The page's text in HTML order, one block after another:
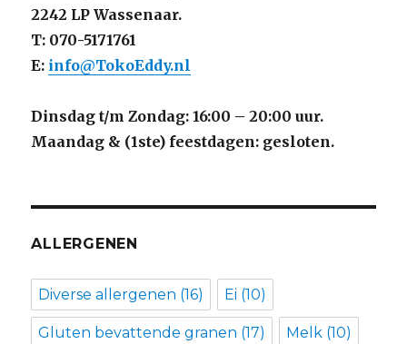
2242 LP Wassenaar.
T: 070-5171761
E: info@TokoEddy.nl
Dinsdag t/m Zondag: 16:00 – 20:00 uur.
Maandag & (1ste) feestdagen: gesloten.
ALLERGENEN
Diverse allergenen (16) Ei (10)
Gluten bevattende granen (17) Melk (10)